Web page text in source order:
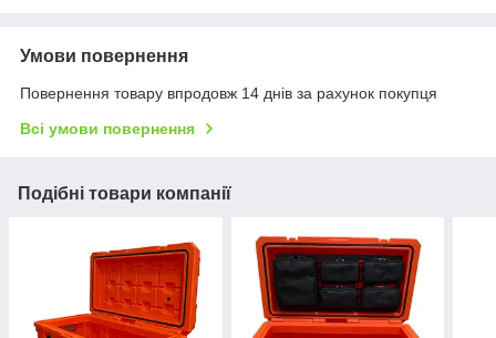
Умови повернення
Повернення товару впродовж 14 днів за рахунок покупця
Всі умови повернення
Подібні товари компанії